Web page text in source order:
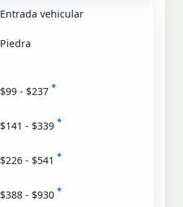
Entrada vehicular
Piedra
$99 - $237 *
$141 - $339 *
$226 - $541 *
$388 - $930 *